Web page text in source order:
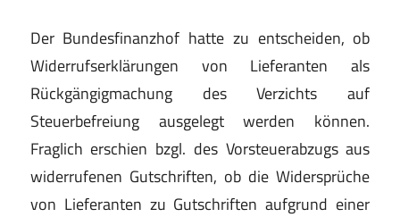
Der Bundesfinanzhof hatte zu entscheiden, ob
Widerrufserklärungen von Lieferanten als
Rückgängigmachung des Verzichts auf
Steuerbefreiung ausgelegt werden können.
Fraglich erschien bzgl. des Vorsteuerabzugs aus
widerrufenen Gutschriften, ob die Widersprüche
von Lieferanten zu Gutschriften aufgrund einer